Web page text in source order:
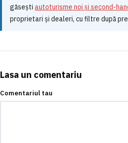
găsești autoturisme noi și second-
proprietari și dealeri, cu filtre după
Lasa un comentariu
Comentariul tau